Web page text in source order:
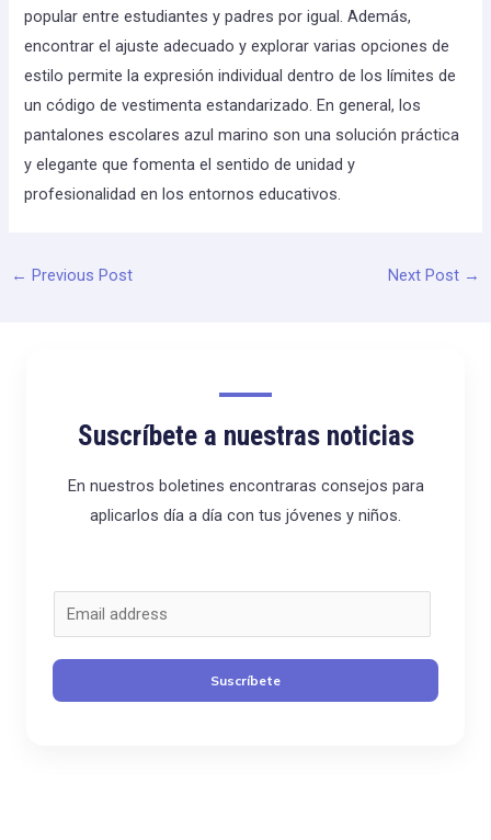
popular entre estudiantes y padres por igual. Además,
encontrar el ajuste adecuado y explorar varias opciones de
estilo permite la expresión individual dentro de los límites de
un código de vestimenta estandarizado. En general, los
pantalones escolares azul marino son una solución práctica
y elegante que fomenta el sentido de unidad y
profesionalidad en los entornos educativos.
← Previous Post Next Post →
Suscríbete a nuestras noticias
En nuestros boletines encontraras consejos para
aplicarlos día a día con tus jóvenes y niños.
o
r
r
Suscríbete